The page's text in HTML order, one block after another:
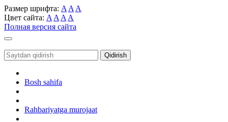
Размер шрифта: A A A
Цвет сайта: A A A A
Полная версия сайта
Toggle
navigation
Qidirish
Bosh sahifa
Rahbariyatga murojaat